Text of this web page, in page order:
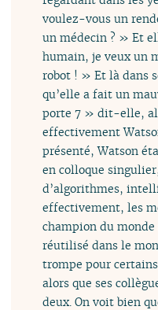
voulez-vous un
un médecin ? » Et
humain, je veux un
robot ! » Et là dans
qu’elle a fait un
porte 7 » dit-elle,
effectivement
présenté, Watson
en colloque
d’algorithmes,
effectivement, les
champion du monde
réutilisé dans le
trompe pour
alors que ses
deux. On voit bien